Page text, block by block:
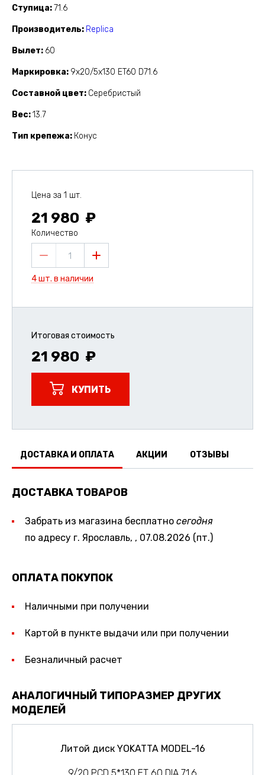
Ступица 71.6
Производитель Replica
Вылет 60
Маркировка 9x20/5x130 ET60 D71.6
Составной цвет Серебристый
Вес 13.7
Тип крепежа Конус
Цена за 1 шт.
21 980
Количество
1
4 шт. в наличии
Итоговая стоимость
21 980
КУПИТЬ
ДОСТАВКА И ОПЛАТА АКЦИИ ОТЗЫВЫ
ДОСТАВКА ТОВАРОВ
Забрать из магазина бесплатно сегодня
по адресу г. Ярославль, , 07.08.2026 (пт.)
ОПЛАТА ПОКУПОК
Наличными при получении
Картой в пункте выдачи или при получении
Безналичный расчет
АНАЛОГИЧНЫЙ ТИПОРАЗМЕР ДРУГИХ
МОДЕЛЕЙ
Литой диск YOKATTA MODEL-16
9/20 PCD 5*130 ET 60 DIA 71.6